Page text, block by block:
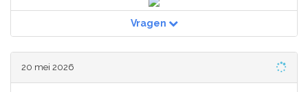
Vragen
20 mei 2026